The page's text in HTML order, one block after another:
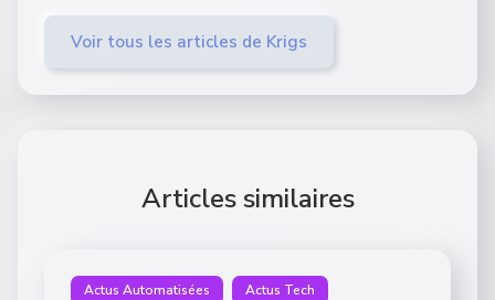
Voir tous les articles de Krigs
Articles similaires
Actus Automatisées Actus Tech